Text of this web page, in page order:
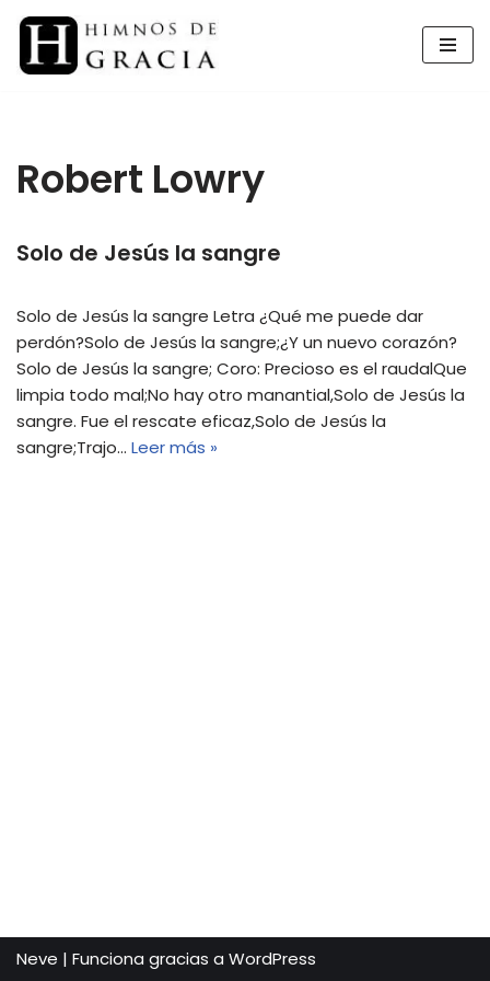
Saltar
Robert Lowry
Solo de Jesús la sangre
Solo de Jesús la sangre Letra ¿Qué me puede dar
perdón?Solo de Jesús la sangre;¿Y un nuevo corazón?
Solo de Jesús la sangre; Coro: Precioso es el raudalQue
limpia todo mal;No hay otro manantial,Solo de Jesús la
sangre. Fue el rescate eficaz,Solo de Jesús la
sangre;Trajo… Leer más »
Neve | Funciona gracias a WordPress